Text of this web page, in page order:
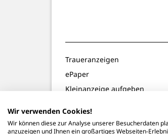
Traueranzeigen
ePaper
Kleinanzeige aufgeben
Wir verwenden Cookies!
Wir können diese zur Analyse unserer Besucherdaten
anzuzeigen und Ihnen ein großartiges Webseiten-